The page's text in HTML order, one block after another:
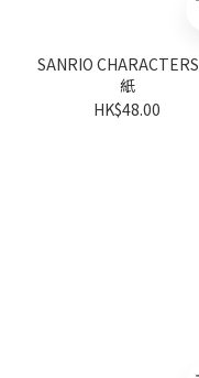
SANRIO CHARACTERS 貼
紙
HK$48.00